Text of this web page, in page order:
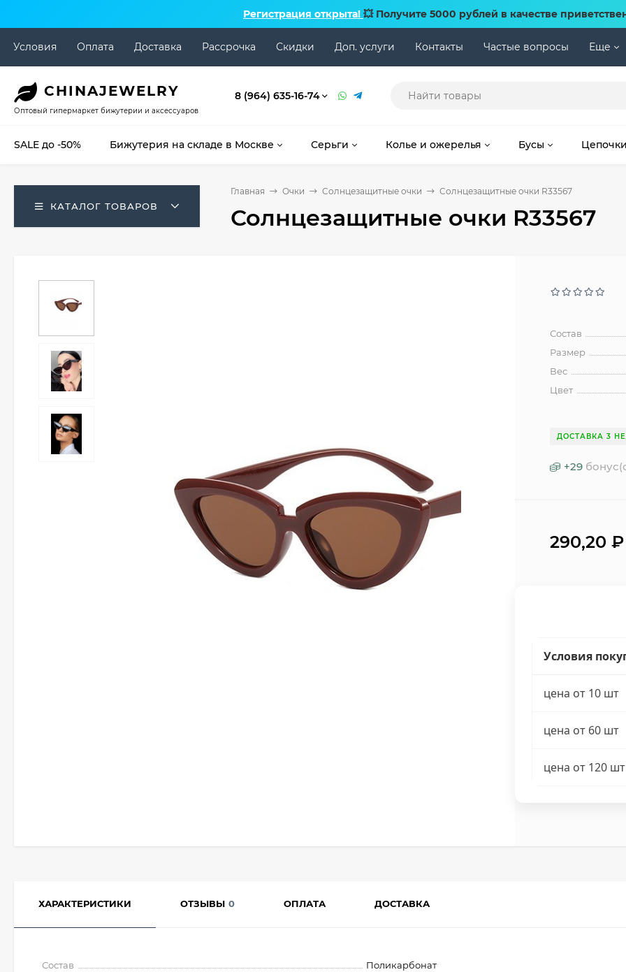
Регистрация открыта! 💥 Получите 5000 рублей в качестве
Условия Оплата Доставка Рассрочка Скидки Доп. услуги Контакты Частые вопросы Еще
CHINAJEWELRY
Оптовый гипермаркет бижутерии и аксессуаров
8 (964) 635-16-74
SALE до -50% Бижутерия на складе в Москве Серьги Колье и ожерелья Бусы Цепочки
КАТАЛОГ ТОВАРОВ
Главная Очки Солнцезащитные очки Солнцезащитные очки R33567
Солнцезащитные очки R33567
Состав
Размер
Вес
Цвет
ДОСТАВКА 3
+29
290,20₽
Условия
цена от 10 шт
цена от 60 шт
цена от 120 шт
ХАРАКТЕРИСТИКИ ОТЗЫВЫ 0 ОПЛАТА ДОСТАВКА
Состав
Поликарбонат